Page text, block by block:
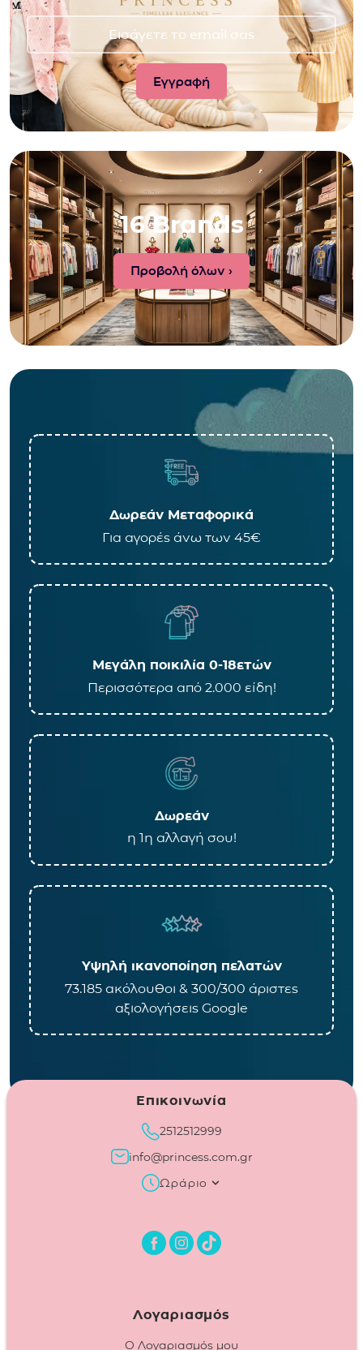
16 Brands
Προβολή όλων ›
Δωρεάν Μεταφορικά
Για αγορές άνω των 45€
Μεγάλη ποικιλία 0-18ετών
Περισσότερα από 2.000 είδη!
Δωρεάν
η 1η αλλαγή σου!
Υψηλή ικανοποίηση πελατών
73.185 ακόλουθοι & 300/300 άριστες
αξιολογήσεις Google
Επικοινωνία
2512512999
info@princess.com.gr
Ωράριο
Λογαριασμός
Ο Λογαριασμός μου